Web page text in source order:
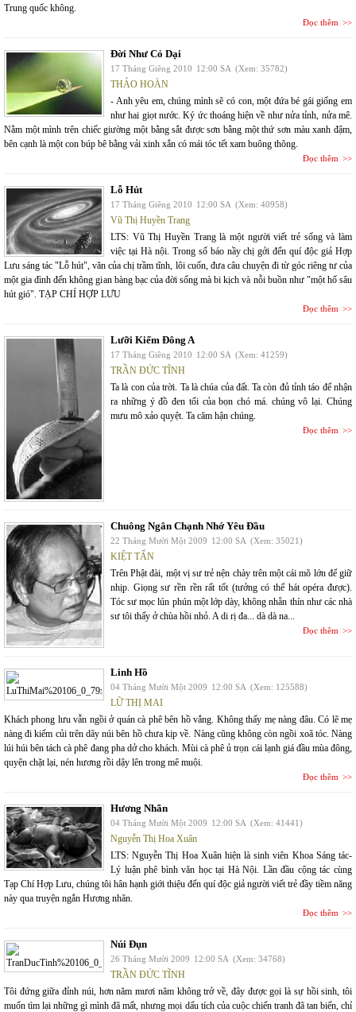
Trung quốc không.
Đọc thêm
Đời Như Cỏ Dại
17 Tháng Giêng 2010 12:00 SA (Xem: 35782)
THẢO HOÀN
- Anh yêu em, chúng mình sẽ có con, một đứa bé gái giống em
như hai giọt nước. Ký ức thoáng hiện về như nửa tỉnh, nửa mê.
Nằm một mình trên chiếc giường một bằng sắt được sơn bằng một thứ sơn màu xanh đậm,
bên cạnh là một con búp bê bằng vải xinh xắn có mái tóc tết xam buông thõng.
Đọc thêm
Lỗ Hút
17 Tháng Giêng 2010 12:00 SA (Xem: 40958)
Vũ Thị Huyền Trang
LTS: Vũ Thị Huyền Trang là một người viết trẻ sống và làm
việc tại Hà nội. Trong số báo nầy chị gởi đến quí độc giả Hợp
Lưu sáng tác "Lỗ hút", văn của chị trầm tĩnh, lôi cuốn, đưa câu chuyện đi từ góc riêng tư của
một gia đình đến không gian bàng bạc của đời sống mà bi kịch và nỗi buồn như "một hố sâu
hút gió". TẠP CHÍ HỢP LƯU
Đọc thêm
Lưỡi Kiếm Đông A
17 Tháng Giêng 2010 12:00 SA (Xem: 41259)
TRẦN ĐỨC TĨNH
Ta là con của trời. Ta là chúa của đất. Ta còn đủ tỉnh táo để nhận
ra những ý đồ đen tối của bọn chó má. chúng vô lại. Chúng
mưu mô xảo quyệt. Ta căm hận chúng.
Đọc thêm
Chuông Ngân Chạnh Nhớ Yêu Đầu
22 Tháng Mười Một 2009 12:00 SA (Xem: 35021)
KIỆT TẤN
Trên Phật đài, một vị sư trẻ nện chày trên một cái mõ lớn để giữ
nhịp. Giọng sư rền rền rất tốt (tưởng có thể hát opéra được).
Tóc sư mọc lún phún một lớp dày, không nhẵn thín như các nhà
sư tôi thấy ở chùa hồi nhỏ. A di rị đa... dà dà na...
Đọc thêm
Linh Hồ
04 Tháng Mười Một 2009 12:00 SA (Xem: 125588)
LỮ THỊ MAI
Khách phong lưu vẫn ngồi ở quán cà phê bên hồ vắng. Không thấy mẹ nàng đâu. Có lẽ mẹ
nàng đi kiếm củi trên dãy núi bên hồ chưa kịp về. Nàng cũng không còn ngồi xoã tóc. Nàng
lúi húi bên tách cà phê đang pha dở cho khách. Mùi cà phê ủ trọn cái lạnh giá đầu mùa đông,
quyện chặt lại, nén hương rồi dậy lên trong mê muội.
Đọc thêm
Hương Nhãn
04 Tháng Mười Một 2009 12:00 SA (Xem: 41441)
Nguyễn Thị Hoa Xuân
LTS: Nguyễn Thị Hoa Xuân hiện là sinh viên Khoa Sáng tác-
Lý luận phê bình văn học tại Hà Nội. Lần đầu cộng tác cùng
Tạp Chí Hợp Lưu, chúng tôi hân hạnh giới thiệu đến quí độc giả người viết trẻ đầy tiềm năng
này qua truyện ngắn Hương nhãn.
Đọc thêm
Núi Đụn
26 Tháng Mười 2009 12:00 SA (Xem: 34768)
TRẦN ĐỨC TĨNH
Tôi đứng giữa đỉnh núi, hơn năm mươi năm không trở về, đây được gọi là sự hồi sinh, tôi
muốn tìm lại những gì mình đã mất, nhưng mọi dấu tích của cuộc chiến tranh đã tan biến, chỉ